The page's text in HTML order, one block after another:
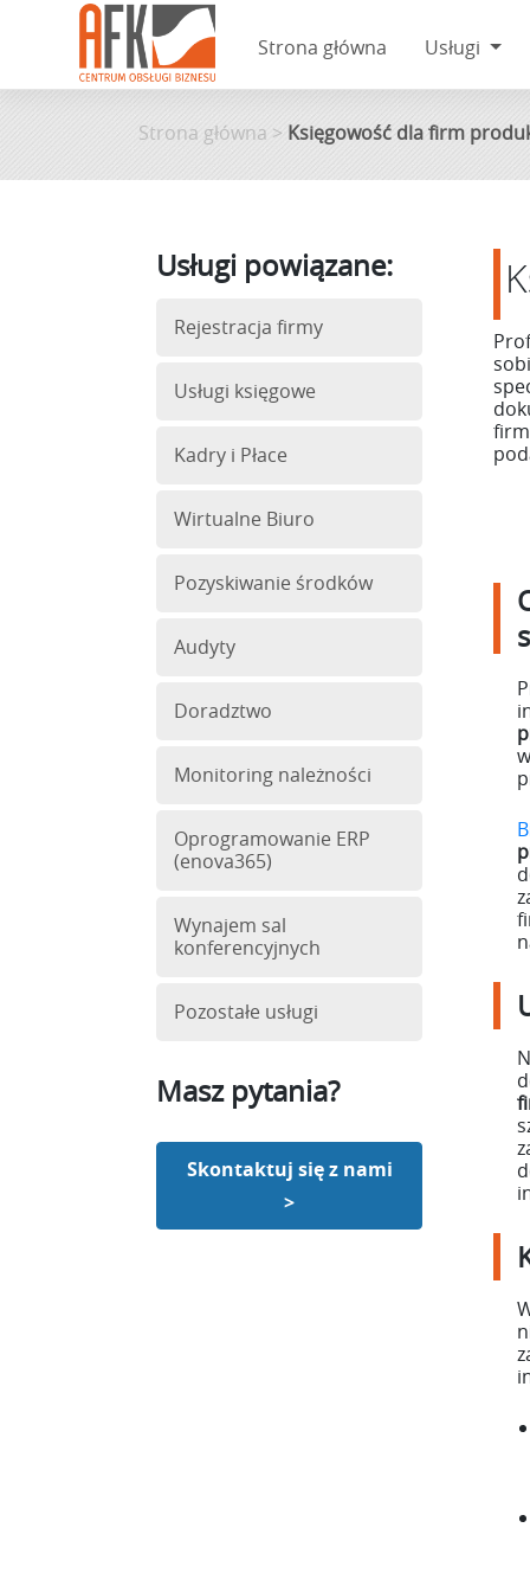
Skip
to
Strona główna Usługi
Strona główna > Księgowość dla firm
Usługi powiązane:
Rejestracja firmy
Usługi księgowe
Kadry i Płace
Wirtualne Biuro
Pozyskiwanie środków
Audyty
Doradztwo
Monitoring należności
Oprogramowanie ERP
(enova365)
Wynajem sal
konferencyjnych
Pozostałe usługi
Masz pytania?
Skontaktuj się z nami
>